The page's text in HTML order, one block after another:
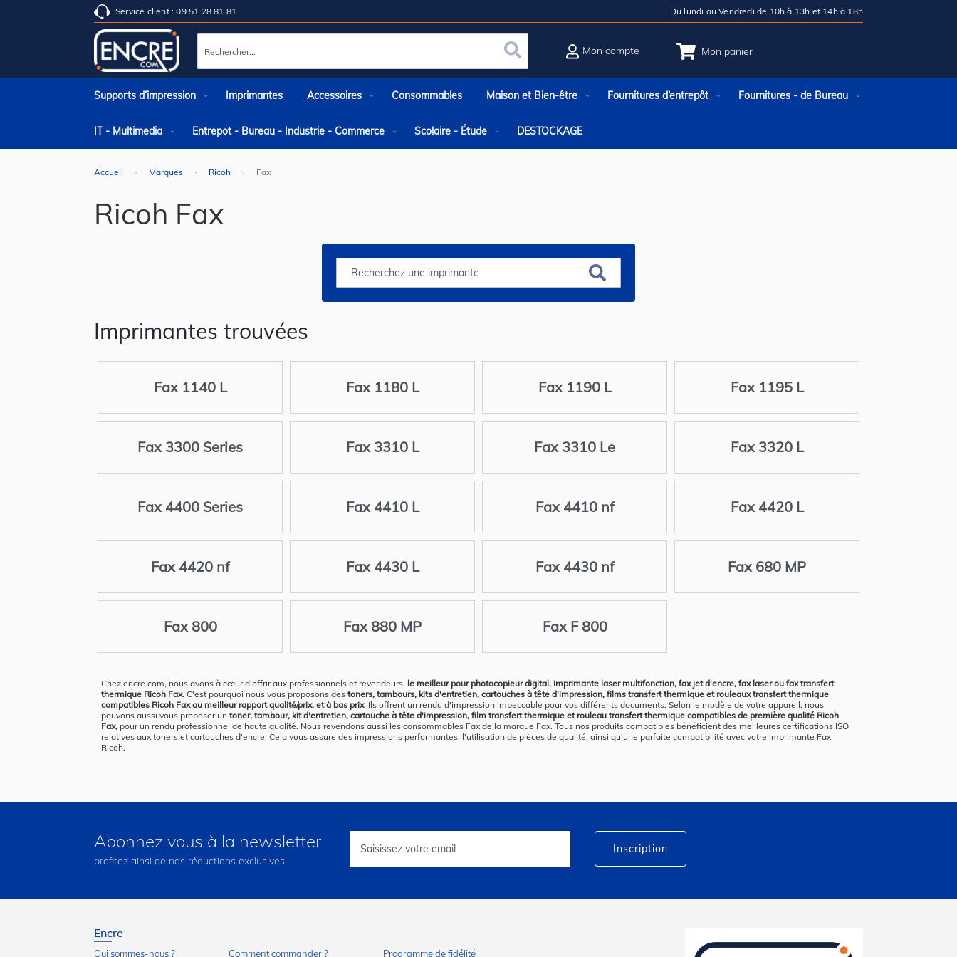
Service client : 09 51 28 81 81 Du lundi au Vendredi de 10h à 13h et 14h à 18h
Mon panier
Rechercher Rechercher
Mon compte
Supports d’impression Imprimantes Accessoires Consommables Maison et Bien-être Fournitures d’entrepôt Fournitures - de Bureau
IT - Multimedia Entrepot - Bureau - Industrie - Commerce Scolaire - Étude DESTOCKAGE
Accueil Marques Ricoh Fax
Ricoh Fax
Imprimantes trouvées
Fax 1140 L Fax 1180 L Fax 1190 L Fax 1195 L
Fax 3300 Series Fax 3310 L Fax 3310 Le Fax 3320 L
Fax 4400 Series Fax 4410 L Fax 4410 nf Fax 4420 L
Fax 4420 nf Fax 4430 L Fax 4430 nf Fax 680 MP
Fax 800 Fax 880 MP Fax F 800
Chez encre.com, nous avons à cœur d'offrir aux professionnels et revendeurs, le meilleur pour photocopieur digital, imprimante laser multifonction, fax jet d'encre, fax laser ou fax transfert
thermique Ricoh Fax. C'est pourquoi nous vous proposons des toners, tambours, kits d'entretien, cartouches à tête d'impression, films transfert thermique et rouleaux transfert thermique
compatibles Ricoh Fax au meilleur rapport qualité/prix, et à bas prix. Ils offrent un rendu d'impression impeccable pour vos différents documents. Selon le modèle de votre appareil, nous
pouvons aussi vous proposer un toner, tambour, kit d'entretien, cartouche à tête d'impression, film transfert thermique et rouleau transfert thermique compatibles de première qualité Ricoh
Fax, pour un rendu professionnel de haute qualité. Nous revendons aussi les consommables Fax de la marque Fax. Tous nos produits compatibles bénéficient des meilleures certifications ISO
relatives aux toners et cartouches d'encre. Cela vous assure des impressions performantes, l'utilisation de pièces de qualité, ainsi qu'une parfaite compatibilité avec votre imprimante Fax
Ricoh.
Abonnez vous à la newsletter
profitez ainsi de nos réductions exclusives
lettre
Inscription
Encre
Qui sommes-nous ? Comment commander ? Programme de fidélité